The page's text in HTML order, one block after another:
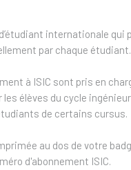
internationale qui
par chaque étudiant.
à ISIC sont pris en
élèves du cycle ingénieur
de certains cursus.
au dos de votre
d'abonnement ISIC.